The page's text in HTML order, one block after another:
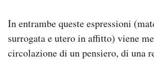
In entrambe queste espressioni
surrogata e utero in affitto) viene
circolazione di un pensiero, di una